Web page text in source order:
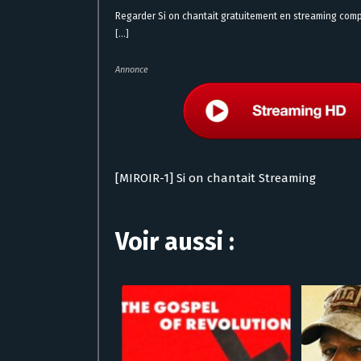
Regarder Si on chantait gratuitement en streaming
[...]
Annonce
[MIROIR-1] Si on chantait Streaming
Voir aussi :